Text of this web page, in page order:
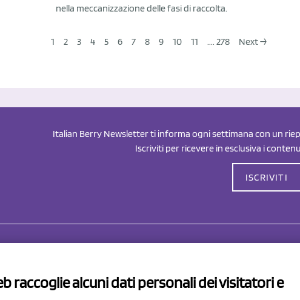
nella meccanizzazione delle fasi di raccolta.
1
2 3 4 5 6 7 8 9 10 11 .... 278 Next →
Italian Berry Newsletter ti informa ogni settimana con un
Iscriviti per ricevere in esclusiva i
ISCRIVITI
Via Prov.le Sassuolo Vignola 315/1
REA: MO 208553
raccoglie alcuni dati personali dei visitatori e